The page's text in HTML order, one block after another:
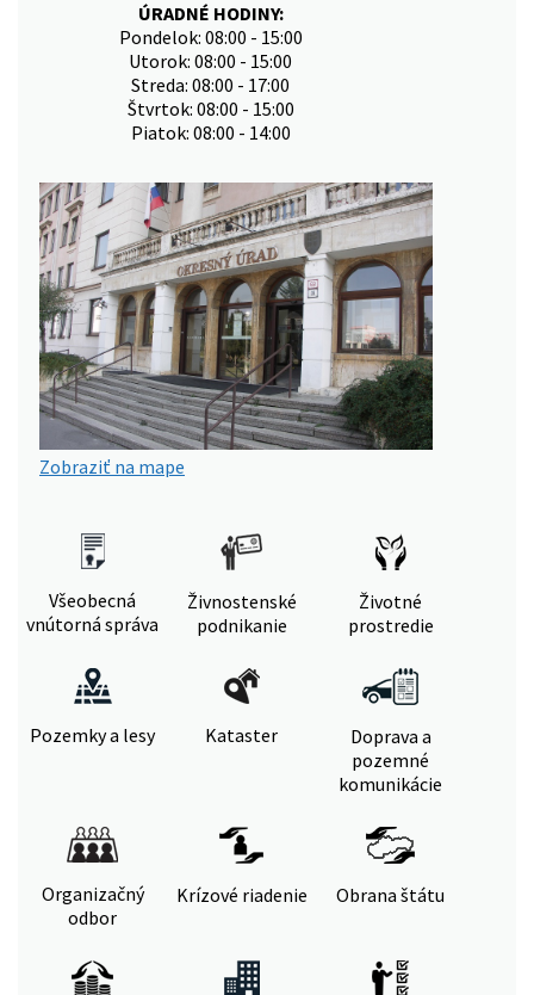
ÚRADNÉ HODINY:
Pondelok: 08:00 - 15:00
Utorok: 08:00 - 15:00
Streda: 08:00 - 17:00
Štvrtok: 08:00 - 15:00
Piatok: 08:00 - 14:00
Zobraziť na mape
Všeobecná
vnútorná správa
Živnostenské
podnikanie
Životné
prostredie
Pozemky a lesy Kataster
Doprava a
pozemné
komunikácie
Organizačný
odbor
Krízové riadenie Obrana štátu